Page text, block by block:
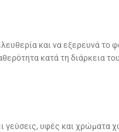
και να εξερευνά το
κατά τη διάρκεια
υφές και χρώματα